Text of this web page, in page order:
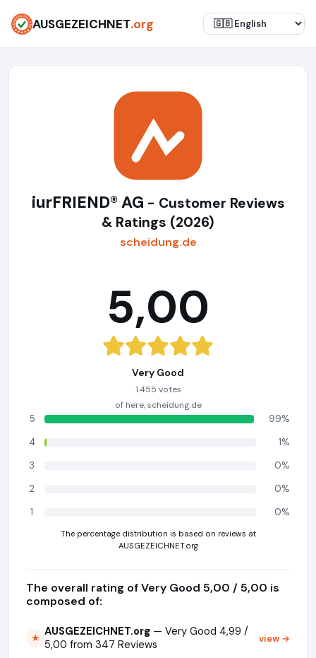
AUSGEZEICHNET.org
iurFRIEND® AG - Customer Reviews
& Ratings (2026)
scheidung.de
5,00
Very Good
1.455 votes
of here, scheidung.de
5
99%
4
1%
3
0%
2
0%
1
0%
The percentage distribution is based on reviews at
AUSGEZEICHNET.org
The overall rating of Very Good 5,00 / 5,00 is
composed of:
★ AUSGEZEICHNET.org — Very Good 4,99 /
5,00 from 347 Reviews
view →